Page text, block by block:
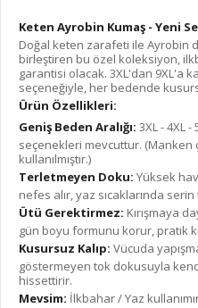
Keten Ayrobin Kumaş - Yeni
Doğal keten zarafeti ile Ayrobin
birleştiren bu özel koleksiyon,
garantisi olacak. 3XL'dan 9XL'a
seçeneğiyle, her bedende
Ürün Özellikleri:
Geniş Beden Aralığı: 3XL - 4XL -
seçenekleri mevcuttur. (Manken
kullanılmıştır.)
Terletmeyen Doku: Yüksek
nefes alır, yaz sıcaklarında
Ütü Gerektirmez: Kırışmaya
gün boyu formunu korur, pratik
Kusursuz Kalıp: Vücuda
göstermeyen tok dokusuyla
hissettirir.
Mevsim: İlkbahar / Yaz